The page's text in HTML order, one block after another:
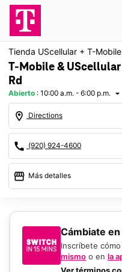
Tienda UScellular + T-Mobile
T-Mobile &
Rd
Abierto : 10:00 a.m. - 6:00 p.m. arrow_drop_down
location_on Directions
call (920) 924-4600
storefront Más detalles
Sáb.:10:00 a.m. a
Dom.:
11:00 a.m. a
Lun.: 10:00 a.m. a
Mar.:10:00 a.m. a
​​​​​​​Cámbiate
Inscríbete
mismo o en la